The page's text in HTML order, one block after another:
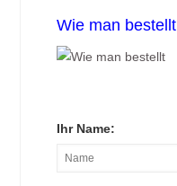
Wie man bestellt
Ihr Name: